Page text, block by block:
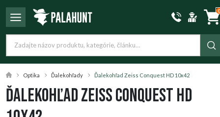
0
Optika Ďalekohľady Ďalekohľad Zeiss Conquest HD 10x42
Ďalekohľad Zeiss Conquest HD